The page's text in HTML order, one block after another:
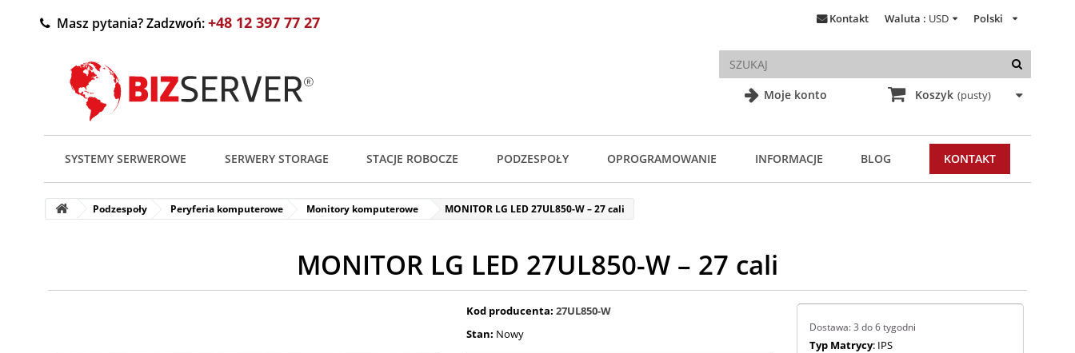
Moje konto
Polski
Waluta : USD
Kontakt
Masz pytania? Zadzwoń:+48 12 397 77 27
Koszyk (pusty)
SYSTEMY SERWEROWE SERWERY STORAGE STACJE ROBOCZE PODZESPOŁY OPROGRAMOWANIE INFORMACJE BLOG KONTAKT
Podzespoły Peryferia komputerowe Monitory komputerowe MONITOR LG LED 27UL850-W – 27 cali
MONITOR LG LED 27UL850-W – 27 cali
Kod producenta: 27UL850-W
Stan: Nowy Dostawa: 3 do 6 tygodni
Typ Matrycy: IPS